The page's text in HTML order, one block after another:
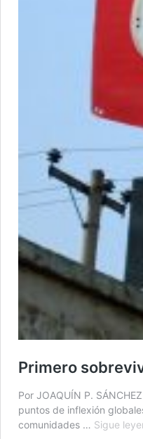
Primero
Por JOAQUÍN P.
puntos de inflexión
comunidades … Sigue